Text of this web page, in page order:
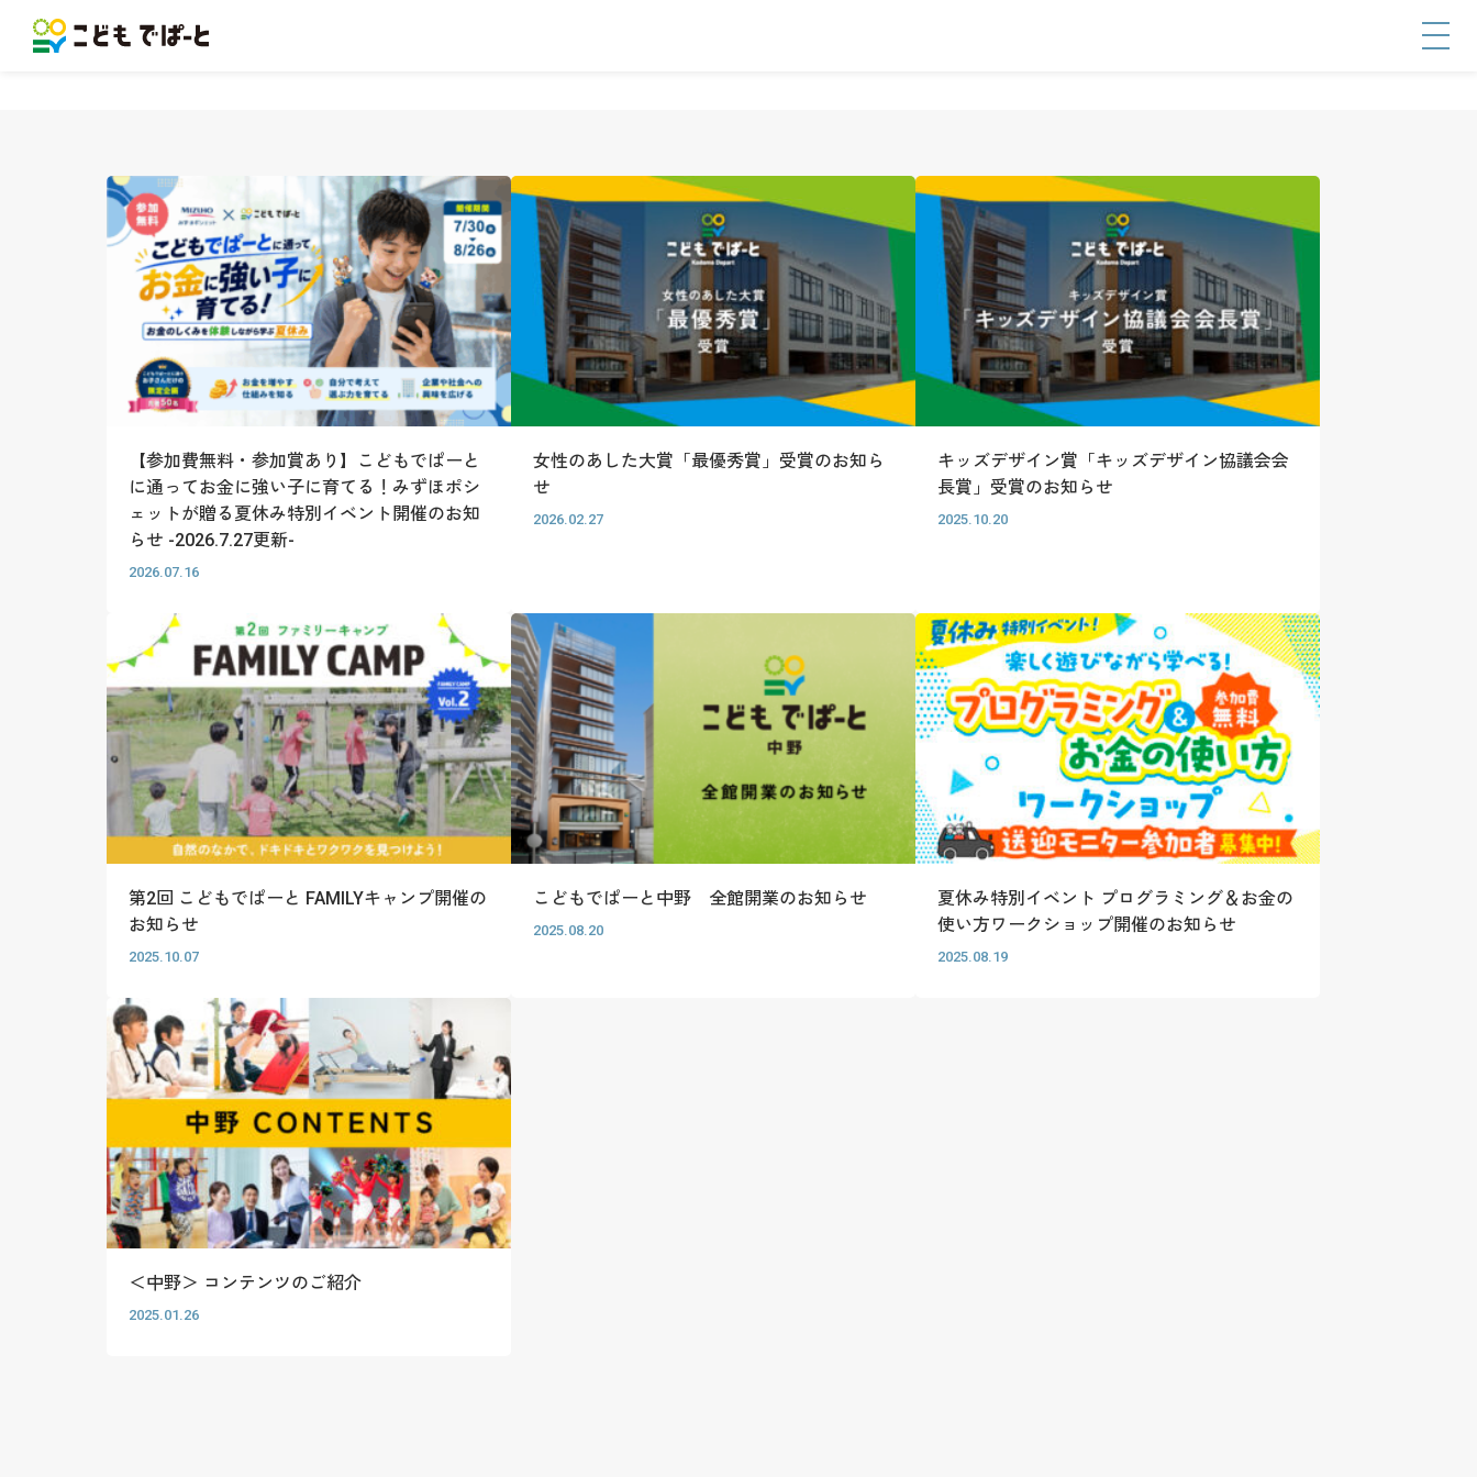
【参加費無料・参加賞あり】こどもでぱーと
に通ってお金に強い子に育てる！みずほポシ
ェットが贈る夏休み特別イベント開催のお知
らせ -2026.7.27更新-
2026.07.16
女性のあした大賞「最優秀賞」受賞のお知ら
せ
2026.02.27
キッズデザイン賞「キッズデザイン協議会会
長賞」受賞のお知らせ
2025.10.20
第2回 こどもでぱーと FAMILYキャンプ開催の
お知らせ
2025.10.07
こどもでぱーと中野 全館開業のお知らせ
2025.08.20
夏休み特別イベント プログラミング＆お金の
使い方ワークショップ開催のお知らせ
2025.08.19
＜中野＞ コンテンツのご紹介
2025.01.26